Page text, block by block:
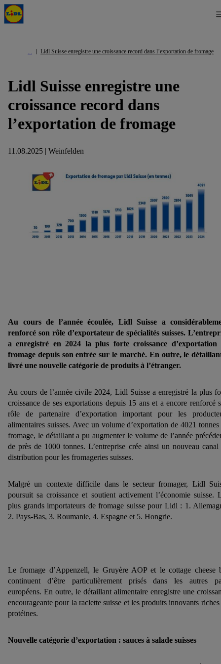
Lidl Suisse enregistre une croissance record dans l’exportation de fromage
Lidl Suisse enregistre une
croissance record dans
l’exportation de fromage
11.08.2025 | Weinfelden
Au cours de l’année écoulée, Lidl Suisse a
renforcé son rôle d’exportateur de spécialités suisses.
a enregistré en 2024 la plus forte croissance d’exportation
fromage depuis son entrée sur le marché. En outre, le
livré une nouvelle catégorie de produits à l’étranger.
Au cours de l’année civile 2024, Lidl Suisse a enregistré la plus
croissance de ses exportations depuis 15 ans et a encore renforcé
rôle de partenaire d’exportation important pour les
alimentaires suisses. Avec un volume d’exportation de 4021 tonnes
fromage, le détaillant a pu augmenter le volume de l’année
de près de 1000 tonnes. L’entreprise crée ainsi un nouveau canal
distribution pour les fromageries suisses.
Malgré un contexte difficile dans le secteur fromager, Lidl
poursuit sa croissance et soutient activement l’économie suisse.
plus grands importateurs de fromage suisse pour Lidl : 1.
2. Pays-Bas, 3. Roumanie, 4. Espagne et 5. Hongrie.
Le fromage d’Appenzell, le Gruyère AOP et le cottage cheese
continuent d’être particulièrement prisés dans les autres
européens. En outre, le détaillant alimentaire enregistre une
encourageante pour la raclette suisse et les produits innovants riches
protéines.
Nouvelle catégorie d’exportation : sauces à salade suisses